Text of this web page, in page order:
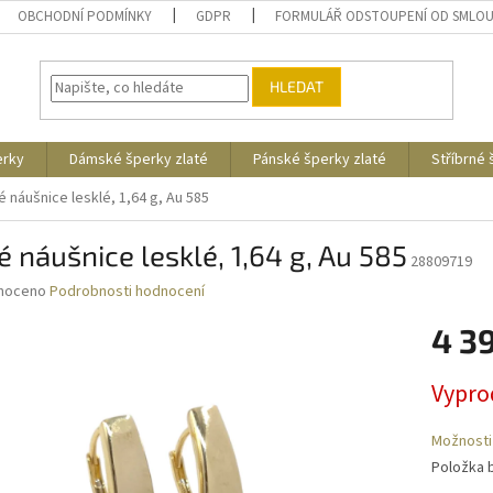
OBCHODNÍ PODMÍNKY GDPR FORMULÁŘ ODSTOUPENÍ OD
HLEDAT
Dámské šperky zlaté Pánské šperky zlaté Stříbrné
náušnice lesklé, 1,64 g, Au 585
náušnice lesklé, 1,64 g, Au 585 28809719
Podrobnosti hodnocení
4
cena:
Položka